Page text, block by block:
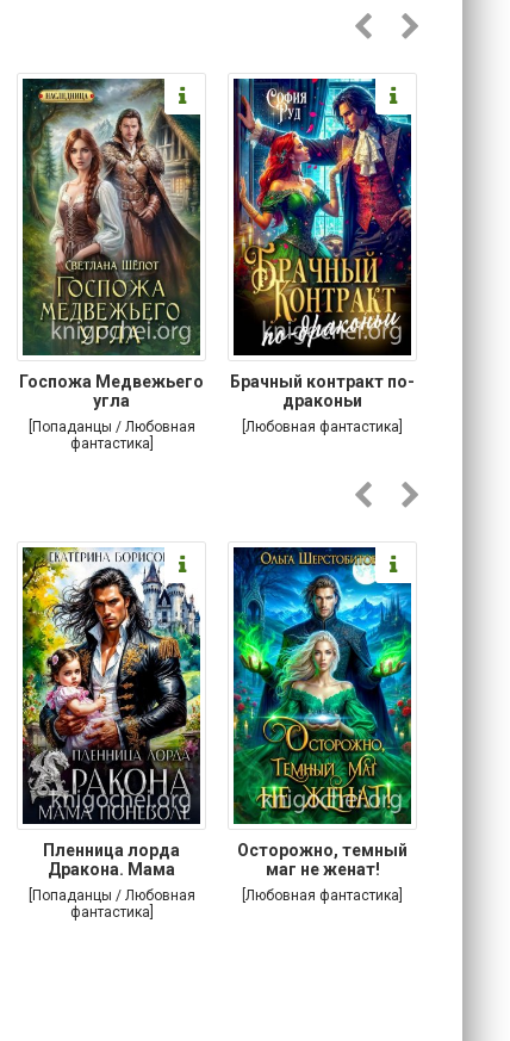
Госпожа Медвежьего
угла
[Попаданцы / Любовная
фантастика]
Брачный контракт по-
драконьи
[Любовная фантастика]
Пленница лорда
Дракона. Мама
поневоле
[Попаданцы / Любовная
фантастика]
Осторожно, темный
маг не женат!
[Любовная фантастика]